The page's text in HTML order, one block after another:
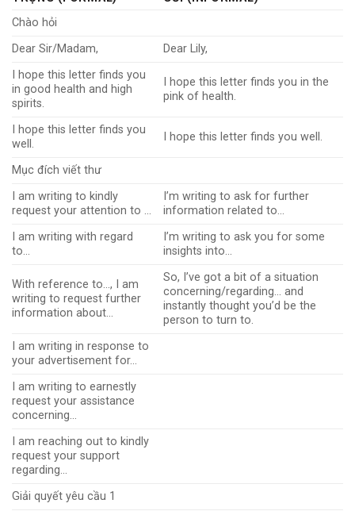
Chào hỏi
Dear Sir/Madam,
Dear Lily,
I hope this letter finds you
in good health and high
spirits.
I hope this letter finds you in the
pink of health.
I hope this letter finds you
well.
I hope this letter finds you well.
Mục đích viết thư
I am writing to kindly
request your attention to …
I’m writing to ask for further
information related to…
I am writing with regard
to…
I’m writing to ask you for some
insights into…
With reference to…, I am
writing to request further
information about…
So, I’ve got a bit of a situation
concerning/regarding… and
instantly thought you’d be the
person to turn to.
I am writing in response to
your advertisement for…
I am writing to earnestly
request your assistance
concerning…
I am reaching out to kindly
request your support
regarding…
Giải quyết yêu cầu 1